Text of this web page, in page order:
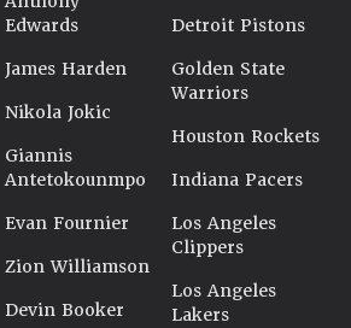
Edwards
James Harden
Nikola Jokic
Giannis
Antetokounmpo
Evan Fournier
Zion Williamson
Devin Booker
Detroit Pistons
Golden State
Warriors
Houston Rockets
Indiana Pacers
Los Angeles
Clippers
Los Angeles
Lakers